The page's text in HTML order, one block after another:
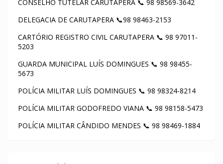
CONSELHO TUTELAR CARUTAPERA 📞 98 98569-3642
DELEGACIA DE CARUTAPERA 📞98 98463-2153
CARTÓRIO REGISTRO CIVIL CARUTAPERA 📞 98 97011-
5203
GUARDA MUNICIPAL LUÍS DOMINGUES 📞 98 98455-
5673
POLÍCIA MILITAR LUÍS DOMINGUES 📞 98 98324-8214
POLÍCIA MILITAR GODOFREDO VIANA 📞 98 98158-5473
POLÍCIA MILITAR CÂNDIDO MENDES 📞 98 98469-1884